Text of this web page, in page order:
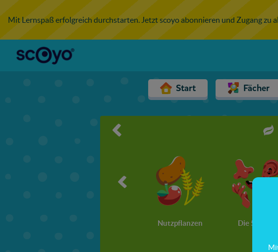
Mit Lernspaß erfolgreich durchstarten. Jetzt scoyo abonnieren und Zugang zu
Start Fächer
Nutzpflanzen Die 5 Sinne